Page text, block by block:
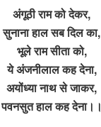
अंगूठी राम को देकर,
सुनाना हाल सब दिल का,
भूले राम सीता को,
ये अंजनीलाल कह देना,
अयोंध्या नाथ से जाकर,
पवनसुत हाल कह देना।।